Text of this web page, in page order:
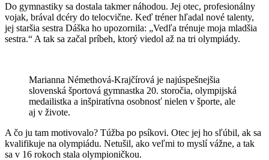
Do gymnastiky sa dostala takmer náhodou. Jej otec, profesionálny
vojak, brával dcéry do telocvične. Keď tréner hľadal nové talenty,
jej staršia sestra Dáška ho upozornila: „Vedľa trénuje moja mladšia
sestra.“ A tak sa začal príbeh, ktorý viedol až na tri olympiády.
Marianna Némethová-Krajčírová je najúspešnejšia
slovenská športová gymnastka 20. storočia, olympijská
medailistka a inšpiratívna osobnosť nielen v športe, ale
aj v živote.
A čo ju tam motivovalo? Túžba po psíkovi. Otec jej ho sľúbil, ak sa
kvalifikuje na olympiádu. Netušil, ako veľmi to myslí vážne, a tak
sa v 16 rokoch stala olympioničkou.